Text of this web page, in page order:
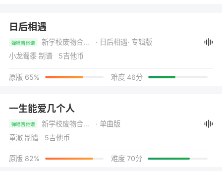
日后相遇
弹唱吉他谱 新学校废物合唱团 · 日后相遇· 专辑版
小龙蜀黍 制谱 5吉他币
原版 65% 难度 46分
一生能爱几个人
弹唱吉他谱 新学校废物合唱团
· 单曲版
童澈 制谱 5吉他币
原版 82% 难度 70分